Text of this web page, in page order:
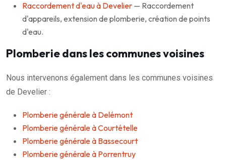
Raccordement d'eau à Develier — Raccordement
d'appareils, extension de plomberie, création de points
d'eau.
Plomberie dans les communes voisines
Nous intervenons également dans les communes voisines
de Develier :
Plomberie générale à Delémont
Plomberie générale à Courtételle
Plomberie générale à Bassecourt
Plomberie générale à Porrentruy